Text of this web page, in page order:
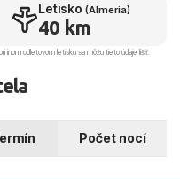
Letisko (Almeria)
40 km
inom odletovom letisku sa môžu tieto údaje líšiť.
Počet nocí